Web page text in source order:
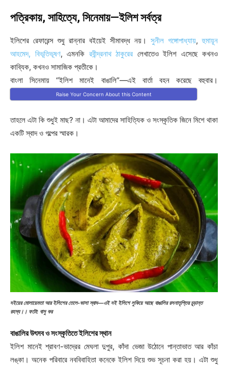
পত্রিকায়, সাহিত্যে, সিনেমায়—ইলিশ সর্বত্র
ইলিশের রেফারেন্স শুধু রান্নার বইয়েই সীমাবদ্ধ নয়। সুনীল গঙ্গোপাধ্যায়,হুমায়ূন
আহমেদ, বিভূতিভূষণ, এমনকি রবীন্দ্রনাথ ঠাকুরের লেখাতেও ইলিশ এসেছে কখনও
কাব্যিক, কখনও সামাজিক প্রতীকে।
বাংলা সিনেমায় “ইলিশ মানেই বাঙালি”—এই বার্তা বহন করেছে বহুবার।
Raise Your Concern About this Content
তাহলে এটা কি শুধুই মাছ? না। এটা আমাদের সাহিত্যিক ও সংস্কৃতিক জিনে মিশে থাকা
একটি স্বাদ ও গল্পের স্মারক।
দইয়ের মোলায়েমতা আর ইলিশের তেলে-ভাসা স্বাদ—এই দই ইলিশে লুকিয়ে আছে বাঙালির রসনাতৃপ্তির চূড়ান্ত
রহস্য।। ফটো: বাসু কর
বাঙালির উৎসব ও সংস্কৃতিতে ইলিশের স্থান
ইলিশ মানেই শ্রাবণ-ভাদ্রের মেঘলা দুপুর, কাঁদা ভেজা উঠোনে পান্তাভাত আর কাঁচা
লঙ্কা। অনেক পরিবারে নববিবাহিতা কনেকে ইলিশ দিয়ে শুভ সূচনা করা হয়। এটা শুধু